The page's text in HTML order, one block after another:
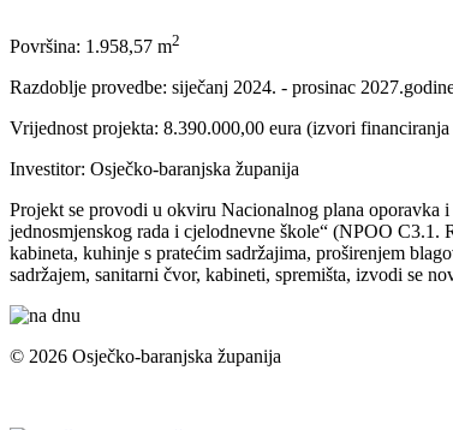
Površina: 1.958,57 m2
Razdoblje provedbe: siječanj 2024. - prosinac
Vrijednost projekta: 8.390.000,00 eura (izvori
Investitor: Osječko-baranjska županija
Projekt se provodi u okviru Nacionalnog plana oporavka
jednosmjenskog rada i cjelodnevne škole“ (NPOO
kabineta, kuhinje s pratećim sadržajima, proširenjem
sadržajem, sanitarni čvor, kabineti, spremišta, izvodi se
© 2026 Osječko-baranjska županija